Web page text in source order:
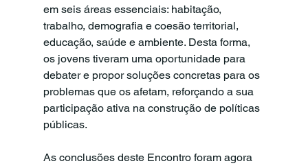
em seis áreas essenciais: habitação,
trabalho, demografia e coesão territorial,
educação, saúde e ambiente. Desta forma,
os jovens tiveram uma oportunidade para
debater e propor soluções concretas para os
problemas que os afetam, reforçando a sua
participação ativa na construção de políticas
públicas.
As conclusões deste Encontro foram agora